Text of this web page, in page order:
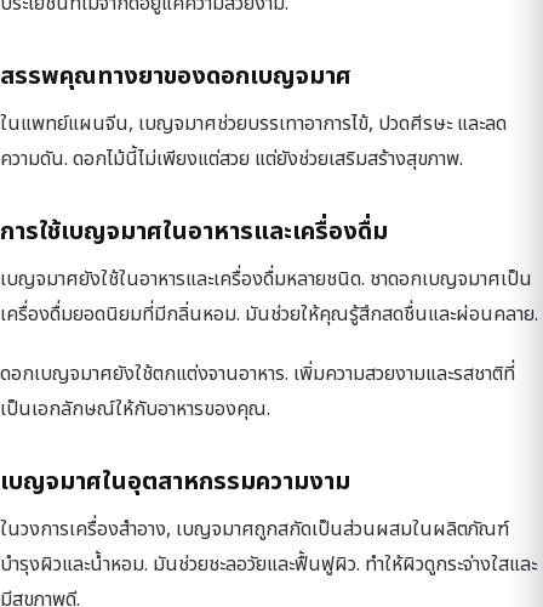
สรรพคุณทางยาของดอกเบญจมาศ
ในแพทย์แผนจีน, เบญจมาศช่วยบรรเทาอาการไข้, ปวดศีรษะ และลด
ความดัน. ดอกไม้นี้ไม่เพียงแต่สวย แต่ยังช่วยเสริมสร้างสุขภาพ.
การใช้เบญจมาศในอาหารและเครื่องดื่ม
เบญจมาศยังใช้ในอาหารและเครื่องดื่มหลายชนิด. ชาดอกเบญจมาศเป็น
เครื่องดื่มยอดนิยมที่มีกลิ่นหอม. มันช่วยให้คุณรู้สึกสดชื่นและผ่อนคลาย.
ดอกเบญจมาศยังใช้ตกแต่งจานอาหาร. เพิ่มความสวยงามและรสชาติที่
เป็นเอกลักษณ์ให้กับอาหารของคุณ.
เบญจมาศในอุตสาหกรรมความงาม
ในวงการเครื่องสำอาง, เบญจมาศถูกสกัดเป็นส่วนผสมในผลิตภัณฑ์
บำรุงผิวและน้ำหอม. มันช่วยชะลอวัยและฟื้นฟูผิว. ทำให้ผิวดูกระจ่างใสและ
มีสุขภาพดี.